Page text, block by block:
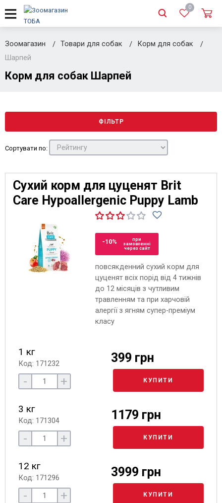
0
Зоомагазин Товари для собак
Корм для собак
Шарпей
Корм для собак Шарпей
ФІЛЬТР
Сортувати по:
Сухий корм для цуценят Brit
Care Hypoallergenic Puppy Lamb
-10%
при
замовленні
через сайт
повсякденний сухий корм для
цуценят всіх порід від 4 тижнів
до 12 місяців з чутливим
травленням та при харчовій
алергії з ягням супер-преміум
класу
1 кг
Код: 171232 399 грн
- + КУПИТИ
3 кг
Код: 171304 1179 грн
- + КУПИТИ
12 кг
Код: 171296 3999 грн
- + КУПИТИ